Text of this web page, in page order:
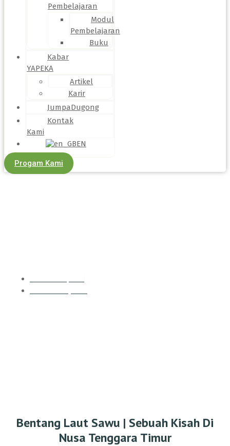
Pembelajaran
Modul
Pembelajaran
Buku
Kabar
YAPEKA
Artikel
Karir
JumpaDugong
Kontak
Kami
EN
Progam Kami
Bentang Laut Sawu | Sebuah Kisah Di
Nusa Tenggara Timur